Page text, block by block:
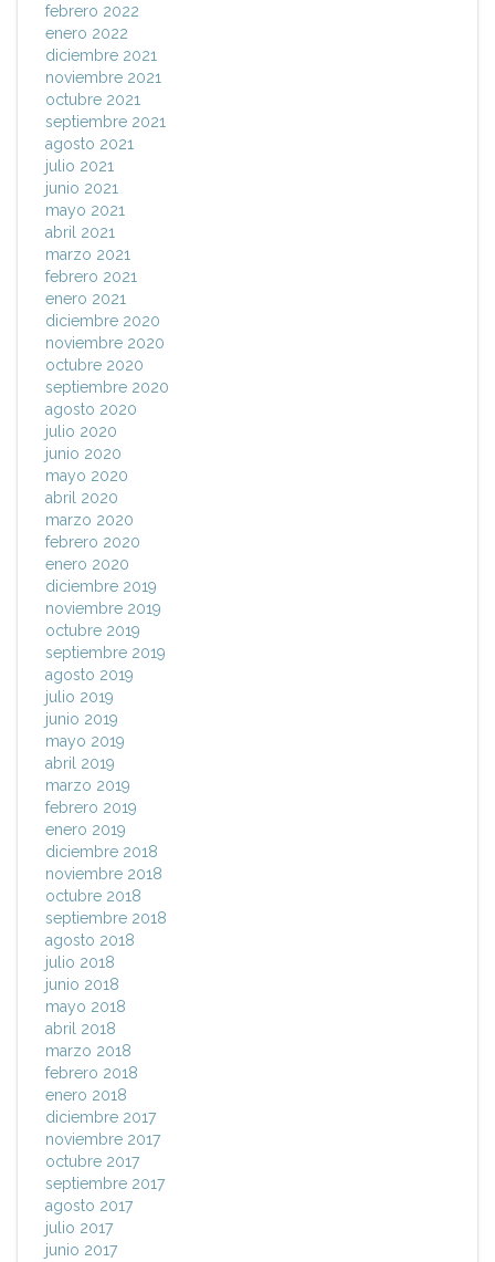
febrero 2022
enero 2022
diciembre 2021
noviembre 2021
octubre 2021
septiembre 2021
agosto 2021
julio 2021
junio 2021
mayo 2021
abril 2021
marzo 2021
febrero 2021
enero 2021
diciembre 2020
noviembre 2020
octubre 2020
septiembre 2020
agosto 2020
julio 2020
junio 2020
mayo 2020
abril 2020
marzo 2020
febrero 2020
enero 2020
diciembre 2019
noviembre 2019
octubre 2019
septiembre 2019
agosto 2019
julio 2019
junio 2019
mayo 2019
abril 2019
marzo 2019
febrero 2019
enero 2019
diciembre 2018
noviembre 2018
octubre 2018
septiembre 2018
agosto 2018
julio 2018
junio 2018
mayo 2018
abril 2018
marzo 2018
febrero 2018
enero 2018
diciembre 2017
noviembre 2017
octubre 2017
septiembre 2017
agosto 2017
julio 2017
junio 2017